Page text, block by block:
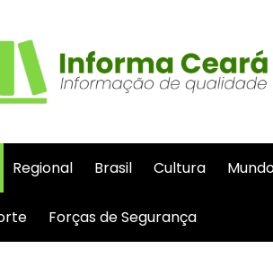
Regional Brasil Cultura
Forças de Segurança